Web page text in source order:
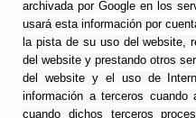
archivada por Google en los
usará esta información por
la pista de su uso del website,
del website y prestando otros
del website y el uso de
información a terceros
cuando dichos terceros